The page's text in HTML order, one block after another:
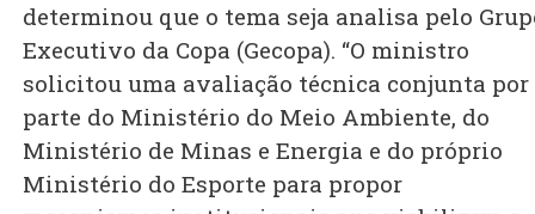
determinou que o tema seja analisa pelo
Executivo da Copa (Gecopa). “O ministro
solicitou uma avaliação técnica conjunta por
parte do Ministério do Meio Ambiente, do
Ministério de Minas e Energia e do próprio
Ministério do Esporte para propor